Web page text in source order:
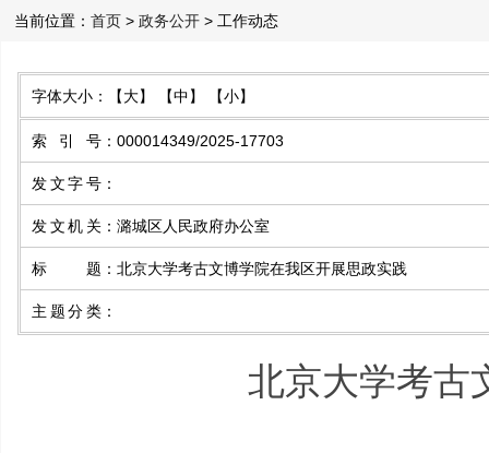
当前位置： 首页 > 政务公开 > 工作动态
字体大小： 【大】 【中】 【小】
索引号 ： 000014349/2025-17703
发文字号 ：
发文机关 ： 潞城区人民政府办公室
标题 ： 北京大学考古文博学院在我区开展思政实践
主题分类 ：
北京大学考古